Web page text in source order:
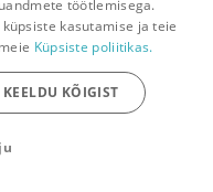
Teated Konto
töötlemisega.
kasutamise ja teie
Küpsiste poliitikas.
KEELDU KÕIGIST